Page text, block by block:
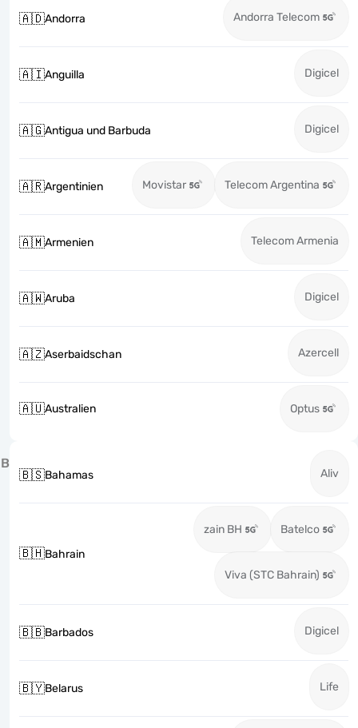
🇦🇩Andorra Andorra Telecom
🇦🇮Anguilla Digicel
🇦🇬Antigua und Barbuda Digicel
🇦🇷Argentinien Movistar Telecom Argentina
🇦🇲Armenien Telecom Armenia
🇦🇼Aruba Digicel
🇦🇿Aserbaidschan Azercell
🇦🇺Australien Optus
B
🇧🇸Bahamas Aliv
🇧🇭Bahrain
zain BH Batelco
Viva (STC Bahrain)
🇧🇧Barbados Digicel
🇧🇾Belarus Life